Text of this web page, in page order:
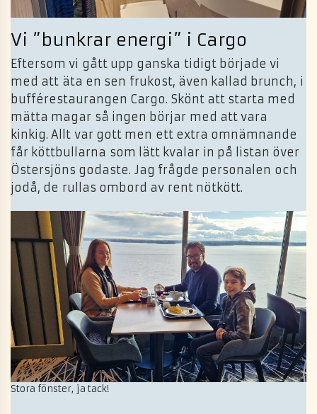
Vi ”bunkrar energi” i Cargo
Eftersom vi gått upp ganska tidigt började vi
med att äta en sen frukost, även kallad brunch, i
bufférestaurangen Cargo. Skönt att starta med
mätta magar så ingen börjar med att vara
kinkig. Allt var gott men ett extra omnämnande
får köttbullarna som lätt kvalar in på listan över
Östersjöns godaste. Jag frågde personalen och
jodå, de rullas ombord av rent nötkött.
Stora fönster, ja tack!